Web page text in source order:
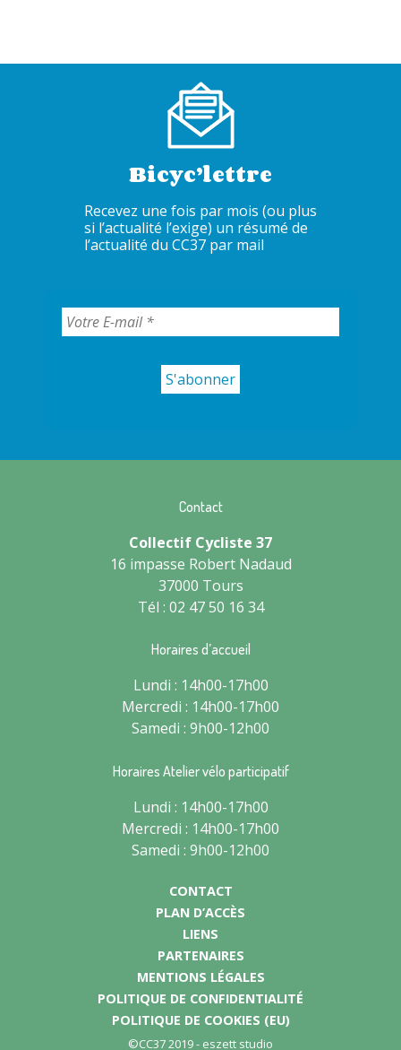
Bicyc’lettre
Recevez une fois par mois (ou plus
si l’actualité l’exige) un résumé de
l’actualité du CC37 par mail
Contact
Collectif Cycliste 37
16 impasse Robert Nadaud
37000 Tours
Tél : 02 47 50 16 34
Horaires d’accueil
Lundi : 14h00-17h00
Mercredi : 14h00-17h00
Samedi : 9h00-12h00
Horaires Atelier vélo participatif
Lundi : 14h00-17h00
Mercredi : 14h00-17h00
Samedi : 9h00-12h00
CONTACT
PLAN D’ACCÈS
LIENS
PARTENAIRES
MENTIONS LÉGALES
POLITIQUE DE CONFIDENTIALITÉ
POLITIQUE DE COOKIES (EU)
©CC37 2019 - eszett studio